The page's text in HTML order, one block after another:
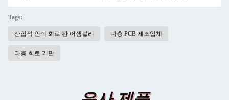
Tags:
산업적 인쇄 회로 판 어셈블리 다층 PCB 제조업체
다층 회로 기판